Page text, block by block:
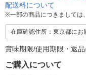
配送料について
※一部の商品につきましては
在庫確認住所：東京都にお
賞味期限/使用期限・返
ご購入について